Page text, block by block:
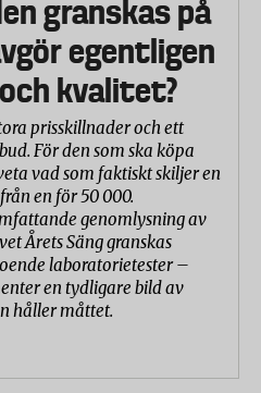
granskas på
egentligen
kvalitet?
prisskillnader och ett
För den som ska köpa
vad som faktiskt skiljer en
en för 50 000.
genomlysning av
Årets Säng granskas
laboratorietester –
en tydligare bild av
håller måttet.